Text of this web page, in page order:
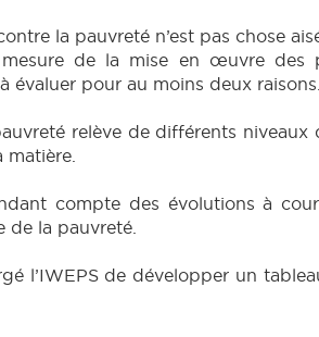
la pauvreté n’est pas chose
de la mise en œuvre des
pour au moins deux raisons.
relève de différents
compte des évolutions à
de la pauvreté.
l’IWEPS de développer un